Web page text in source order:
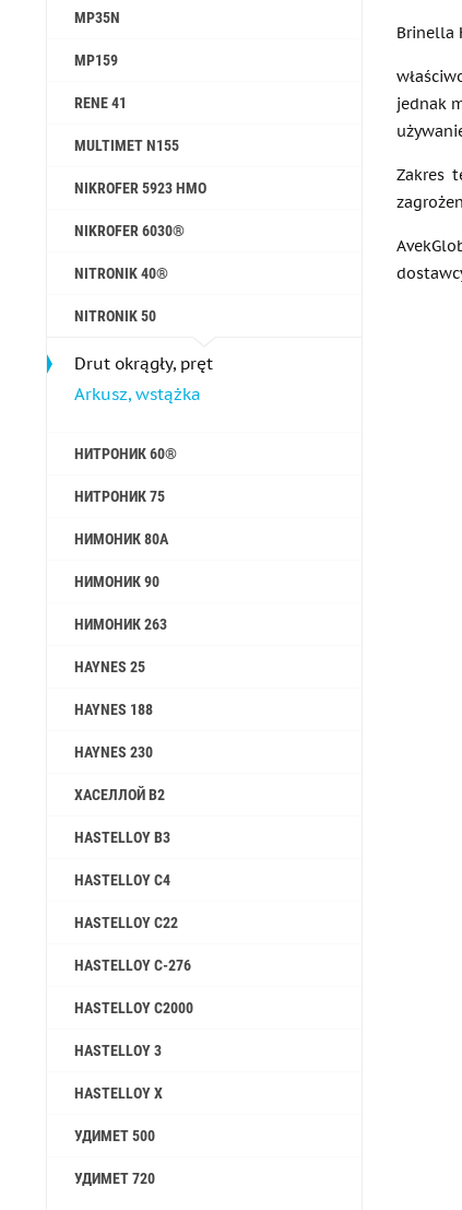
MP35N
MP159
RENE 41
MULTIMET N155
NIKROFER 5923 HMO
NIKROFER 6030®
NITRONIK 40®
NITRONIK 50
Drut okrągły, pręt
Arkusz, wstążka
НИТРОНИК 60®
НИТРОНИК 75
НИМОНИК 80A
НИМОНИК 90
НИМОНИК 263
HAYNES 25
HAYNES 188
HAYNES 230
ХАСЕЛЛОЙ B2
HASTELLOY B3
HASTELLOY C4
HASTELLOY C22
HASTELLOY C-276
HASTELLOY C2000
HASTELLOY 3
HASTELLOY X
УДИМЕТ 500
УДИМЕТ 720
Brinella
jednak
Zakres